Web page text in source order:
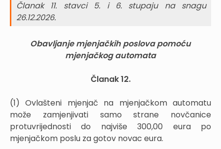
Članak 11. stavci 5. i 6. stupaju na snagu
26.12.2026.
Obavljanje mjenjačkih poslova pomoću
mjenjačkog automata
Članak 12.
(1) Ovlašteni mjenjač na mjenjačkom automatu
može zamjenjivati samo strane novčanice
protuvrijednosti do najviše 300,00 eura po
mjenjačkom poslu za gotov novac eura.